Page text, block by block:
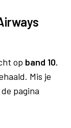
op band 10.
Mis je
pagina